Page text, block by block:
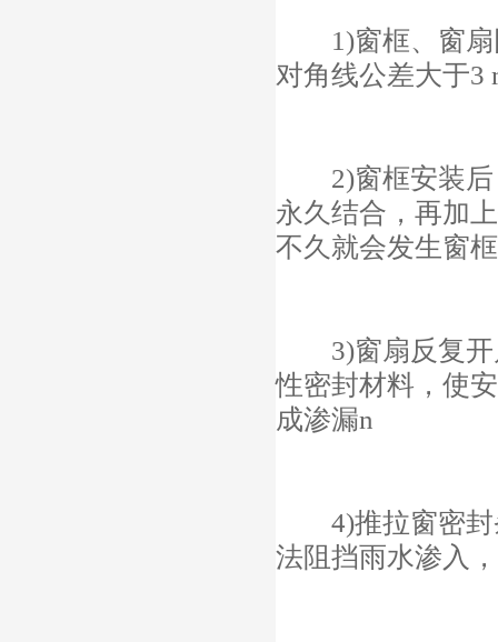
1)窗框、窗扇
对角线公差大于3
2)窗框安装后
永久结合，再加
不久就会发生窗
3)窗扇反复开
性密封材料，使
成渗漏n
4)推拉窗密封
法阻挡雨水渗入